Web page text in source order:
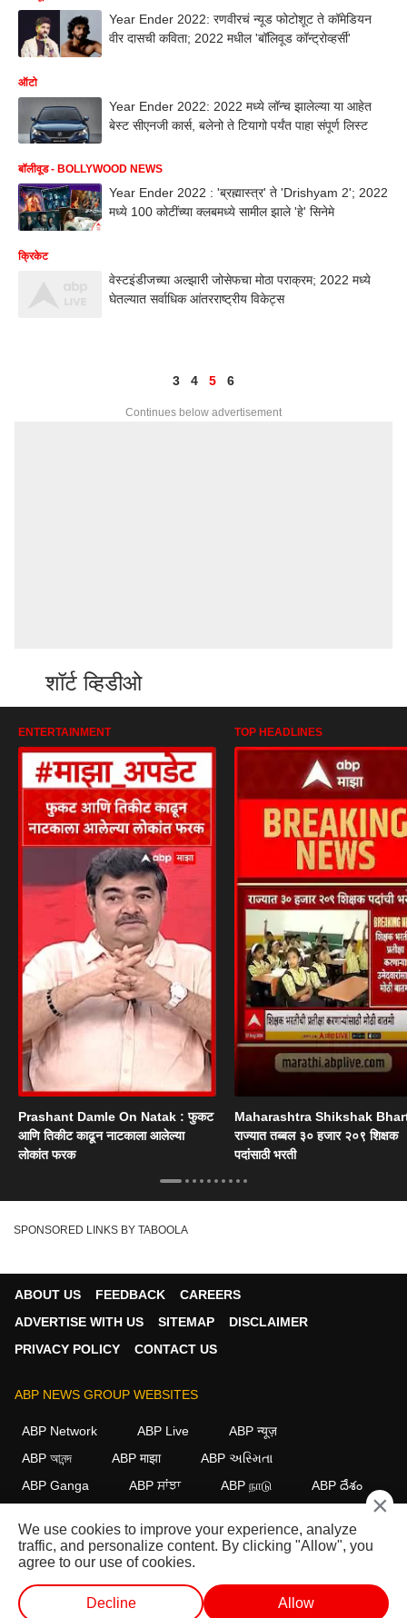
Year Ender 2022: रणवीरचं न्यूड फोटोशूट ते कॉमेडियन
वीर दासची कविता; 2022 मधील 'बॉलिवूड कॉन्ट्रोव्हर्सी'
ऑटो
Year Ender 2022: 2022 मध्ये लॉन्च झालेल्या या आहेत
बेस्ट सीएनजी कार्स, बलेनो ते टियागो पर्यंत पाहा संपूर्ण लिस्ट
बॉलीवूड - BOLLYWOOD NEWS
Year Ender 2022 : 'ब्रह्मास्त्र' ते 'Drishyam 2'; 2022
मध्ये 100 कोटींच्या क्लबमध्ये सामील झाले 'हे' सिनेमे
क्रिकेट
वेस्टइंडीजच्या अल्झारी जोसेफचा मोठा पराक्रम; 2022 मध्ये
घेतल्यात सर्वाधिक आंतरराष्ट्रीय विकेट्स
3 4 5 6
Continues below advertisement
शॉर्ट व्हिडीओ
ENTERTAINMENT
Prashant Damle On Natak : फुकट
आणि तिकीट काढून नाटकाला आलेल्या
लोकांत फरक
TOP HEADLINES
Maharashtra Shikshak
राज्यात तब्बल ३० हजार २०९ शिक्षक
पदांसाठी भरती
SPONSORED LINKS BY TABOOLA
ABOUT US FEEDBACK
CAREERS
ADVERTISE WITH US
SITEMAP
DISCLAIMER
PRIVACY POLICY
CONTACT US
ABP NEWS GROUP WEBSITES
ABP Network ABP Live
ABP न्यूज़
ABP আনন্দ
ABP माझा
ABP અસ્મિતા
ABP Ganga
ABP ਸਾਂਝਾ ABP நாடு ABP దేశం
FOLLOW US
This website follows the DNPA Code of Ethics.
Copyright@2026.
All rights reserved.
×
We use cookies to improve your experience, analyze
traffic, and personalize content. By clicking "Allow", you
agree to our use of cookies.
Decline Allow